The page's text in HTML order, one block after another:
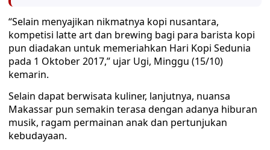
“Selain menyajikan nikmatnya kopi nusantara,
kompetisi latte art dan brewing bagi para barista kopi
pun diadakan untuk memeriahkan Hari Kopi Sedunia
pada 1 Oktober 2017,” ujar Ugi, Minggu (15/10)
kemarin.
Selain dapat berwisata kuliner, lanjutnya, nuansa
Makassar pun semakin terasa dengan adanya hiburan
musik, ragam permainan anak dan pertunjukan
kebudayaan.